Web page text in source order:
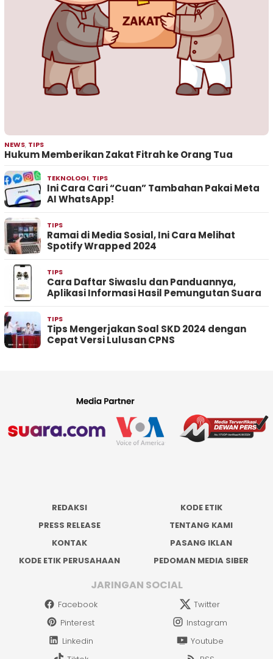
NEWS, TIPS
Hukum Memberikan Zakat Fitrah ke Orang Tua
TEKNOLOGI, TIPS
Ini Cara Cari “Cuan” Tambahan Pakai Meta
AI WhatsApp!
TIPS
Ramai di Media Sosial, Ini Cara Melihat
Spotify Wrapped 2024
TIPS
Cara Daftar Siwaslu dan Panduannya,
Aplikasi Informasi Hasil Pemungutan Suara
TIPS
Tips Mengerjakan Soal SKD 2024 dengan
Cepat Versi Lulusan CPNS
REDAKSI
KODE ETIK
PRESS RELEASE
TENTANG KAMI
KONTAK
PASANG IKLAN
KODE ETIK PERUSAHAAN
PEDOMAN MEDIA SIBER
JARINGAN SOCIAL
Facebook
Twitter
Pinterest
Instagram
Linkedin
Youtube